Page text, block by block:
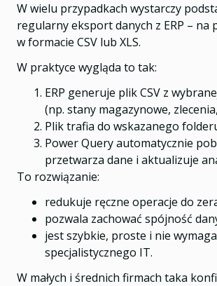
W wielu przypadkach wystarczy
regularny eksport danych z ERP – na
w formacie CSV lub XLS.
W praktyce wygląda to tak:
ERP generuje plik CSV z
(np. stany magazynowe,
Plik trafia do wskazanego
Power Query automatycznie
przetwarza dane i aktualizuje
To rozwiązanie:
redukuje ręczne operacje do
pozwala zachować spójność
jest szybkie, proste i nie wymaga
specjalistycznego IT.
W małych i średnich firmach taka